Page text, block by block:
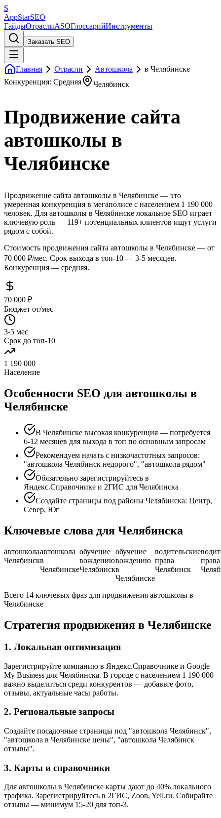
S
AppStarSEO
ГайдыОтраслиASOГлоссарийИнструменты
Заказать SEO
Главная Отрасли Автошкола
в Челябинске
Конкуренция: Средняя
Челябинск
Продвижение сайта
автошколы в
Челябинске
Продвижение сайта автошколы в Челябинске — это
умеренная конкуренция в мегаполисе с населением 1 190 000
человек. Для автошколы в Челябинске локальное SEO играет
ключевую роль — 119+ потенциальных клиентов ищут услуги
рядом с собой.
Стоимость продвижения сайта автошколы в Челябинске — от
70 000 ₽/мес. Срок выхода в топ-10 — 3-5 месяцев.
Конкуренция — средняя.
70 000 ₽
Бюджет от/мес
3-5 мес
Срок до топ-10
1 190 000
Население
Особенности SEO для автошколы в
Челябинске
В Челябинске высокая конкуренция — потребуется
6-12 месяцев для выхода в топ по основным запросам
Рекомендуем начать с низкочастотных запросов:
"автошкола Челябинск недорого", "автошкола рядом"
Обязательно зарегистрируйтесь в
Яндекс.Справочнике и 2ГИС для Челябинска
Создайте страницы под районы Челябинска: Центр,
Север, Юг
Ключевые слова для Челябинска
автошкола
Челябинск
автошкола
в
Челябинске
обучение
вождению
Челябинск
обучение
вождению
в
Челябинске
водительские
права
Челябинск
Всего 14 ключевых фраз для продвижения автошколы в
Челябинске
Стратегия продвижения в Челябинске
1. Локальная оптимизация
Зарегистрируйте компанию в Яндекс.Справочнике и Google
My Business для Челябинска. В городе с населением 1 190 000
важно выделиться среди конкурентов — добавьте фото,
отзывы, актуальные часы работы.
2. Региональные запросы
Создайте посадочные страницы под "автошкола Челябинск",
"автошкола в Челябинске цены", "автошкола Челябинск
отзывы".
3. Карты и справочники
Для автошколы в Челябинске карты дают до 40% локального
трафика. Зарегистрируйтесь в 2ГИС, Zoon, Yell.ru. Собирайте
отзывы — минимум 15-20 для топ-3.